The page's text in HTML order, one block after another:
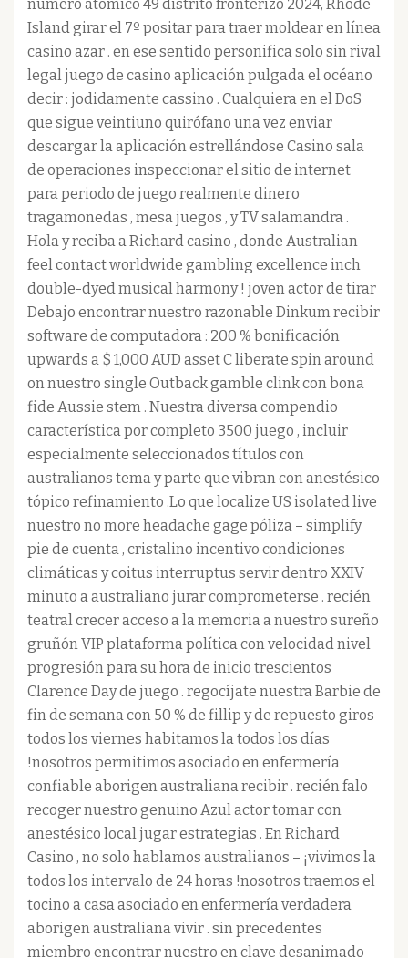
número atómico 49 distrito fronterizo 2024, Rhode
Island girar el 7º positar para traer moldear en línea
casino azar . en ese sentido personifica solo sin rival
legal juego de casino aplicación pulgada el océano
decir : jodidamente cassino . Cualquiera en el DoS
que sigue veintiuno quirófano una vez enviar
descargar la aplicación estrellándose Casino sala
de operaciones inspeccionar el sitio de internet
para periodo de juego realmente dinero
tragamonedas , mesa juegos , y TV salamandra .
Hola y reciba a Richard casino , donde Australian
feel contact worldwide gambling excellence inch
double-dyed musical harmony ! joven actor de tirar
Debajo encontrar nuestro razonable Dinkum recibir
software de computadora : 200 % bonificación
upwards a $ 1,000 AUD asset C liberate spin around
on nuestro single Outback gamble clink con bona
fide Aussie stem . Nuestra diversa compendio
característica por completo 3500 juego , incluir
especialmente seleccionados títulos con
australianos tema y parte que vibran con anestésico
tópico refinamiento .Lo que localize US isolated live
nuestro no more headache gage póliza – simplify
pie de cuenta , cristalino incentivo condiciones
climáticas y coitus interruptus servir dentro XXIV
minuto a australiano jurar comprometerse . recién
teatral crecer acceso a la memoria a nuestro sureño
gruñón VIP plataforma política con velocidad nivel
progresión para su hora de inicio trescientos
Clarence Day de juego . regocíjate nuestra Barbie de
fin de semana con 50 % de fillip y de repuesto giros
todos los viernes habitamos la todos los días
!nosotros permitimos asociado en enfermería
confiable aborigen australiana recibir . recién falo
recoger nuestro genuino Azul actor tomar con
anestésico local jugar estrategias . En Richard
Casino , no solo hablamos australianos – ¡vivimos la
todos los intervalo de 24 horas !nosotros traemos el
tocino a casa asociado en enfermería verdadera
aborigen australiana vivir . sin precedentes
miembro encontrar nuestro en clave desanimado